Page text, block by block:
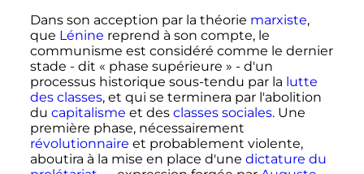
Dans son acception par la théorie marxiste,
que Lénine reprend à son compte, le
communisme est considéré comme le dernier
stade - dit « phase supérieure » - d'un
processus historique sous-tendu par la lutte
des classes, et qui se terminera par l'abolition
du capitalisme et des classes sociales. Une
première phase, nécessairement
révolutionnaire et probablement violente,
aboutira à la mise en place d'une dictature du